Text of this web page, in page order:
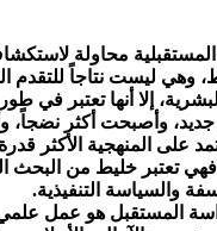
المستقبلية محاولة
وهي ليست نتاجاً للتقدم
إلا أنها تعتبر في
وأصبحت أكثر نضجاً،
على المنهجية الأكثر
فهي تعتبر خليط من البحث
والسياسة التنفيذية.
المستقبل هو عمل